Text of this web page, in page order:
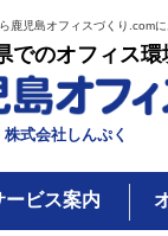
鹿児島オフィスづくり.com
でのオフィス
式会社しんぷく
ービス案内